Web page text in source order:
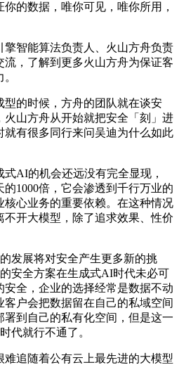
的数据，唯你可见，唯你所用，
智能算法负责人、火山方舟负责
流，了解到更多火山方舟为保证客
的时候，方舟的团队就在谈安
山方舟从开始就把安全「刻」进
就有很多同行来问吴迪为什么如此
AI的机会还远没有完全显现，
1000倍，它会渗透到千行万业的
心业务的重要依赖。在这种情况
开大模型，除了追求效果、性价
展将对安全产生更多新的挑
安全方案在生成式AI时代未必可
全，企业的选择经常是数据不动
户会把数据留在自己的私域空间
到自己的私有化空间，但是这一
代就行不通了。
追随着公有云上最先进的大模型